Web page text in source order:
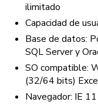
ilimitado
Capacidad de
Base de datos:
SQL Server y
SO compatible:
(32/64 bits)
Navegador: IE